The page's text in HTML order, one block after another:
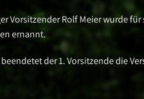
Vorsitzender Rolf Meier wurde
ernannt.
beendetet der 1. Vorsitzende die